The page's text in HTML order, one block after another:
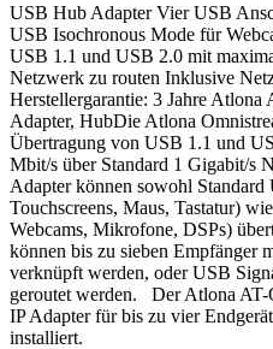
USB Hub Adapter Vier USB
USB Isochronous Mode für
USB 1.1 und USB 2.0 mit
Netzwerk zu routen Inklusive
Herstellergarantie: 3 Jahre
Adapter, HubDie Atlona
Übertragung von USB 1.1 und
Mbit/s über Standard 1 Gigabit/s
Adapter können sowohl
Touchscreens, Maus, Tastatur)
Webcams, Mikrofone, DSPs)
können bis zu sieben Empfänger
verknüpft werden, oder USB
geroutet werden. Der Atlona
IP Adapter für bis zu vier
installiert.